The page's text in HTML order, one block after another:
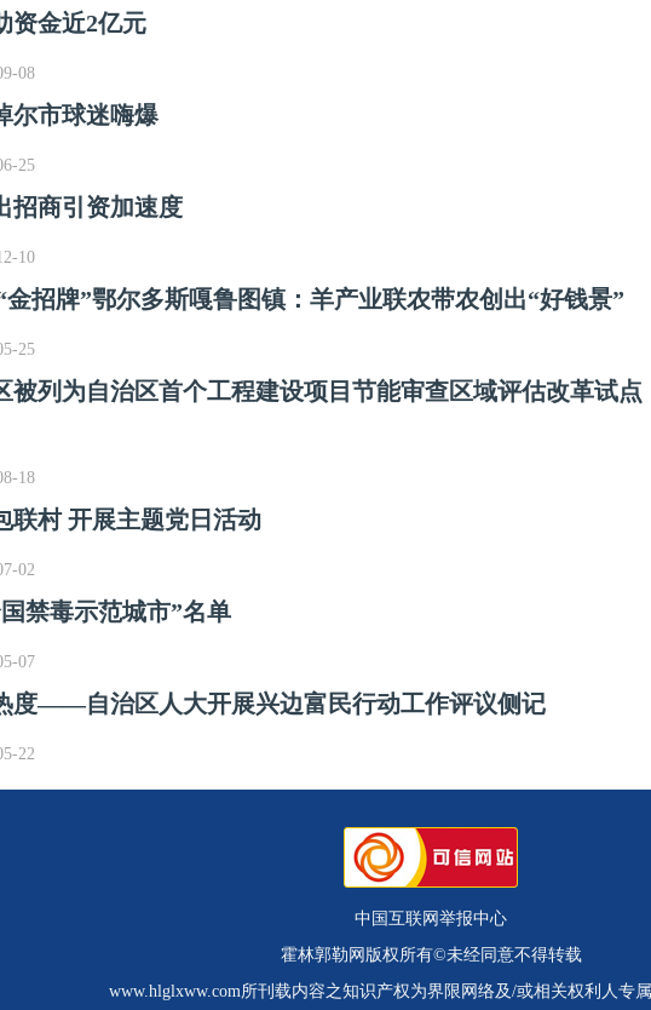
资金近2亿元
08
尔市球迷嗨爆
25
招商引资加速度
10
招牌”鄂尔多斯嘎鲁图镇：羊产业联农带农创出“好钱景”
25
被列为自治区首个工程建设项目节能审查区域评估改革试点
18
联村 开展主题党日活动
02
禁毒示范城市”名单
07
度——自治区人大开展兴边富民行动工作评议侧记
22
中国互联网举报中心
霍林郭勒网版权所有©未经同意不得转载
www.hlglxww.com所刊载内容之知识产权为界限网络及/或相关权利人专属